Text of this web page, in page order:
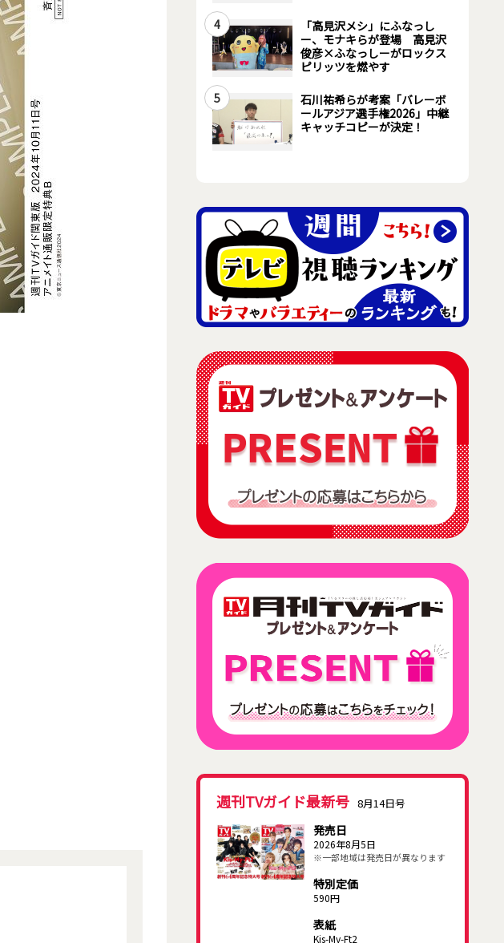
4
「高見沢メシ」にふなっし
ー、モナキらが登場 高見沢
俊彦×ふなっしーがロックス
ピリッツを燃やす
5
石川祐希らが考案「バレーボ
ールアジア選手権2026」中継
キャッチコピーが決定！
週刊TVガイド最新号 8月14日号
発売日
2026年8月5日
※一部地域は発売日が異なります
特別定価
590円
表紙
Kis-My-Ft2